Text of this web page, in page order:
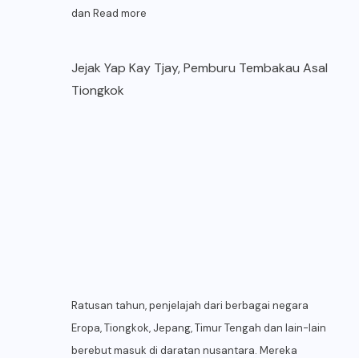
dan Read more
Jejak Yap Kay Tjay, Pemburu Tembakau Asal
Tiongkok
Ratusan tahun, penjelajah dari berbagai negara
Eropa, Tiongkok, Jepang, Timur Tengah dan lain-lain
berebut masuk di daratan nusantara. Mereka